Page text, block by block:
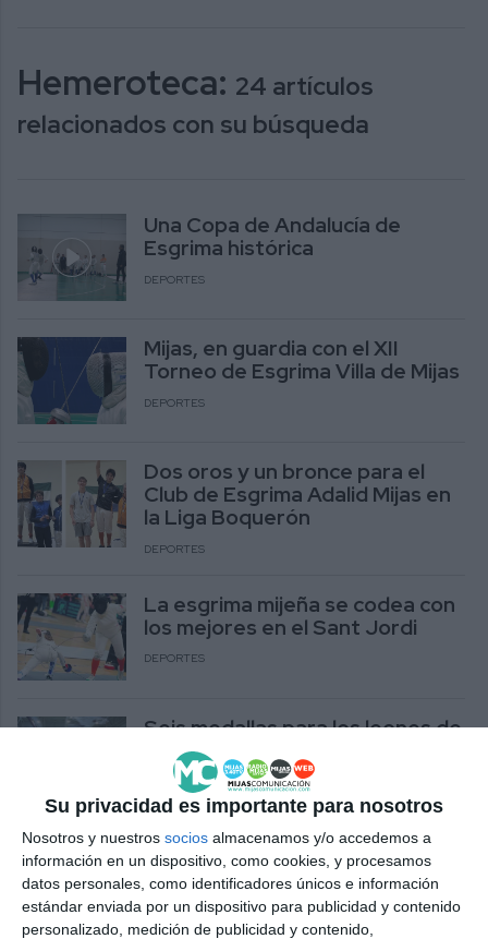
Su privacidad es importante para nosotros
Nosotros y nuestros socios almacenamos y/o accedemos a
información en un dispositivo, como cookies, y procesamos
datos personales, como identificadores únicos e información
estándar enviada por un dispositivo para publicidad y contenido
personalizado, medición de publicidad y contenido,
Hemeroteca: 24 artículos
relacionados con su búsqueda
Una Copa de Andalucía de
Esgrima histórica
DEPORTES
Mijas, en guardia con el XII
Torneo de Esgrima Villa de Mijas
DEPORTES
Dos oros y un bronce para el
Club de Esgrima Adalid Mijas en
la Liga Boquerón
DEPORTES
La esgrima mijeña se codea con
los mejores en el Sant Jordi
DEPORTES
Seis medallas para los leones de
la Sala Adalid Mijas
DEPORTES
Mijas alberga este fin de
semana el Campeonato
Provincial de Esgrima
DEPORTES